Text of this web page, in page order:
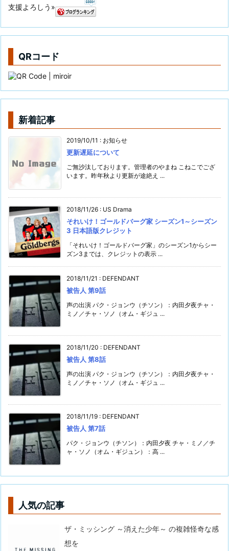
支援よろしう»
QRコード
新着記事
2019/10/11 : お知らせ
更新遅延について
ご無沙汰しております。管理者のやまね こねこでござ
います。昨年秋より更新が途絶え ...
2018/11/26 : US Drama
それいけ！ゴールドバーグ家 シーズン1～シーズン
3 日本語版クレジット
「それいけ！ゴールドバーグ家」のシーズン1からシー
ズン3までは、クレジットの表示 ...
2018/11/21 : DEFENDANT
被告人 第9話
声の出演 パク・ジョンウ（チソン）：内田夕夜チャ・
ミノ／チャ・ソノ（オム・ギジュ ...
2018/11/20 : DEFENDANT
被告人 第8話
声の出演 パク・ジョンウ（チソン）：内田夕夜チャ・
ミノ／チャ・ソノ（オム・ギジュ ...
2018/11/19 : DEFENDANT
被告人 第7話
パク・ジョンウ（チソン）：内田夕夜 チャ・ミノ／チ
ャ・ソノ（オム・ギジュン）：高 ...
人気の記事
ザ・ミッシング ～消えた少年～ の複雑怪奇な感
想を